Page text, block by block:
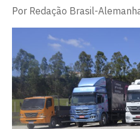
Por Redação Brasil-